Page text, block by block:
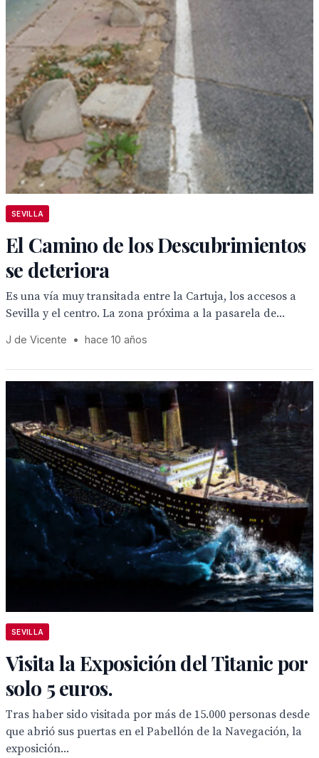
SEVILLA
El Camino de los Descubrimientos
se deteriora
Es una vía muy transitada entre la Cartuja, los accesos a
Sevilla y el centro. La zona próxima a la pasarela de...
J de Vicente • hace 10 años
SEVILLA
Visita la Exposición del Titanic por
solo 5 euros.
Tras haber sido visitada por más de 15.000 personas desde
que abrió sus puertas en el Pabellón de la Navegación, la
exposición...